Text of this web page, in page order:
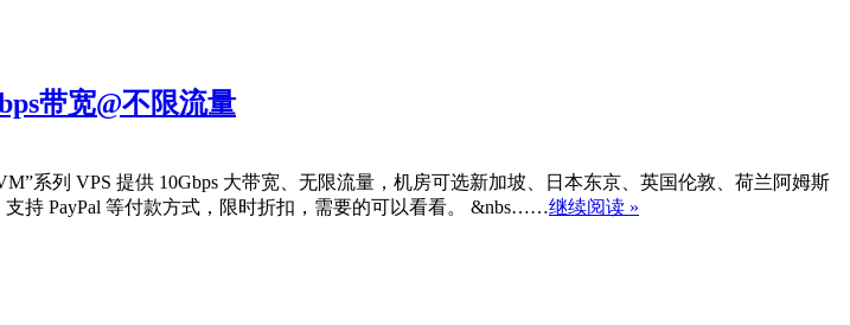
带宽@不限流量
系列 VPS 提供 10Gbps 大带宽、无限流量，机房可选新加坡、日本东京、英国伦敦、荷兰阿姆斯
持 PayPal 等付款方式，限时折扣，需要的可以看看。 &nbs……继续阅读 »